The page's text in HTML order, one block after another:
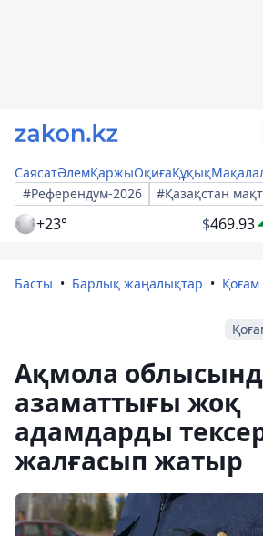
СаясатӘлемҚаржыОқиғаҚұқық
#Референдум-2026
#Қазақстан
+23° $469.93
Басты Барлық жаңалықтар
Ақмола
азаматтығы жоқ
адамдарды
жалғасып жатыр